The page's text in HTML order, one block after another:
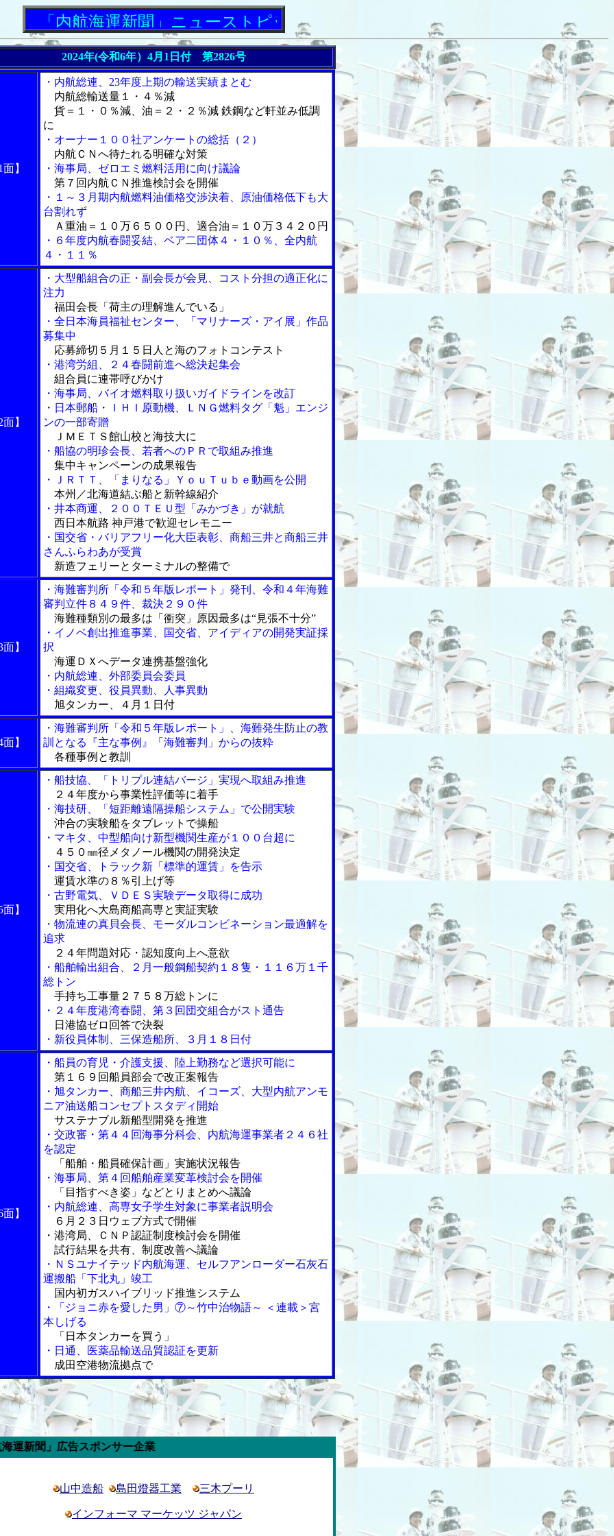
「内航海運新聞」ニューストピックス
2024年(令和6年）4月1日付 第2826号
】
・内航総連、23年度上期の輸送実績まとむ
内航総輸送量１・４％減
貨＝１・０％減、油＝２・２％減 鉄鋼など軒並み低調
に
・オーナー１００社アンケートの総括（２）
内航ＣＮへ待たれる明確な対策
・海事局、ゼロエミ燃料活用に向け議論
第７回内航ＣＮ推進検討会を開催
・１～３月期内航燃料油価格交渉決着、原油価格低下も大
台割れず
Ａ重油＝１０万６５００円、適合油＝１０万３４２０円
・６年度内航春闘妥結、ベア二団体４・１０％、全内航
４・１１％
】
・大型船組合の正・副会長が会見、コスト分担の適正化に
注力
福田会長「荷主の理解進んでいる」
・全日本海員福祉センター、「マリナーズ・アイ展」作品
募集中
応募締切５月１５日人と海のフォトコンテスト
・港湾労組、２４春闘前進へ総決起集会
組合員に連帯呼びかけ
・海事局、バイオ燃料取り扱いガイドラインを改訂
・日本郵船・ＩＨＩ原動機、ＬＮＧ燃料タグ「魁」エンジ
ンの一部寄贈
ＪＭＥＴＳ館山校と海技大に
・船協の明珍会長、若者へのＰＲで取組み推進
集中キャンペーンの成果報告
・ＪＲＴＴ、「まりなる」ＹｏｕＴｕｂｅ動画を公開
本州／北海道結ぶ船と新幹線紹介
・井本商運、２００ＴＥＵ型「みかづき」が就航
西日本航路 神戸港で歓迎セレモニー
・国交省・バリアフリー化大臣表彰、商船三井と商船三井
さんふらわあが受賞
新造フェリーとターミナルの整備で
】
・海難審判所「令和５年版レポート」発刊、令和４年海難
審判立件８４９件、裁決２９０件
海難種類別の最多は「衝突」原因最多は“見張不十分”
・イノベ創出推進事業、国交省、アイディアの開発実証採
択
海運ＤＸへデータ連携基盤強化
・内航総連、外部委員会委員
・組織変更、役員異動、人事異動
旭タンカー、４月１日付
】
・海難審判所「令和５年版レポート」、海難発生防止の教
訓となる『主な事例』「海難審判」からの抜粋
各種事例と教訓
】
・船技協、「トリプル連結バージ」実現へ取組み推進
２４年度から事業性評価等に着手
・海技研、「短距離遠隔操船システム」で公開実験
沖合の実験船をタブレットで操船
・マキタ、中型船向け新型機関生産が１００台超に
４５０㎜径メタノール機関の開発決定
・国交省、トラック新「標準的運賃」を告示
運賃水準の８％引上げ等
・古野電気、ＶＤＥＳ実験データ取得に成功
実用化へ大島商船高専と実証実験
・物流連の真貝会長、モーダルコンビネーション最適解を
追求
２４年問題対応・認知度向上へ意欲
・船舶輸出組合、２月一般鋼船契約１８隻・１１６万１千
総トン
手持ち工事量２７５８万総トンに
・２４年度港湾春闘、第３回団交組合がスト通告
日港協ゼロ回答で決裂
・新役員体制、三保造船所、３月１８日付
】
・船員の育児・介護支援、陸上勤務など選択可能に
第１６９回船員部会で改正案報告
・旭タンカー、商船三井内航、イコーズ、大型内航アンモ
ニア油送船コンセプトスタディ開始
サステナブル新船型開発を推進
・交政審・第４４回海事分科会、内航海運事業者２４６社
を認定
「船舶・船員確保計画」実施状況報告
・海事局、第４回船舶産業変革検討会を開催
「目指すべき姿」などとりまとめへ議論
・内航総連、高専女子学生対象に事業者説明会
６月２３日ウェブ方式で開催
・港湾局、ＣＮＰ認証制度検討会を開催
試行結果を共有、制度改善へ議論
・ＮＳユナイテッド内航海運、セルフアンローダー石灰石
運搬船「下北丸」竣工
国内初ガスハイブリッド推進システム
・「ジョニ赤を愛した男」⑦～竹中治物語～ ＜連載＞宮
本しげる
「日本タンカーを買う」
・日通、医薬品輸送品質認証を更新
成田空港物流拠点で
告スポンサー企業
山中造船 島田燈器工業 三木プーリ
インフォーマ マーケッツ ジャパン